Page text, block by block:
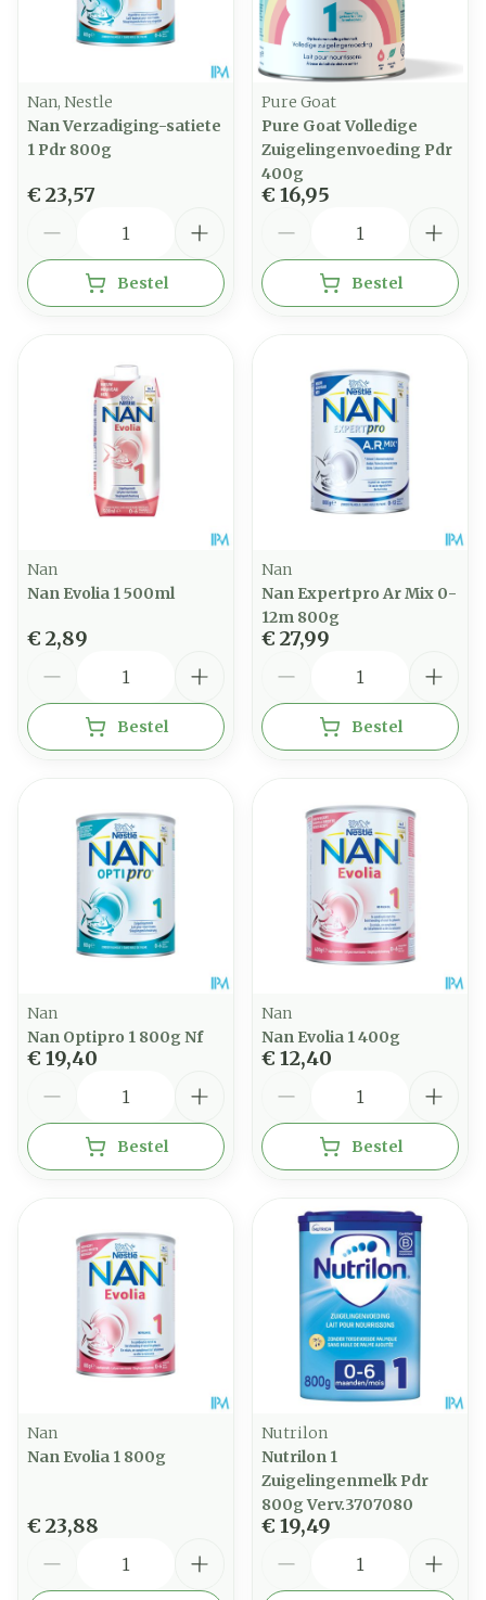
Nan, Nestle
Nan Verzadiging-satiete
1 Pdr 800g
€ 23,57
Bestel
Pure Goat
Pure Goat Volledige
Zuigelingenvoeding Pdr
400g
€ 16,95
Bestel
Nan
Nan Evolia 1 500ml
€ 2,89
Bestel
Nan
Nan Expertpro Ar Mix 0-
12m 800g
€ 27,99
Bestel
Nan
Nan Optipro 1 800g Nf
€ 19,40
Bestel
Nan
Nan Evolia 1 400g
€ 12,40
Bestel
Nan
Nan Evolia 1 800g
€ 23,88
Nutrilon
Nutrilon 1
Zuigelingenmelk Pdr
800g Verv.3707080
€ 19,49